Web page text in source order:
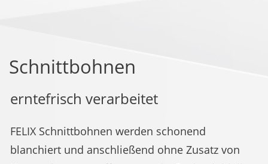
Schnittbohnen
erntefrisch verarbeitet
FELIX Schnittbohnen werden schonend
blanchiert und anschließend ohne Zusatz von